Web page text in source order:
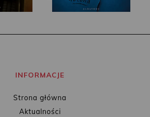
INFORMACJE
Strona główna
Aktualności